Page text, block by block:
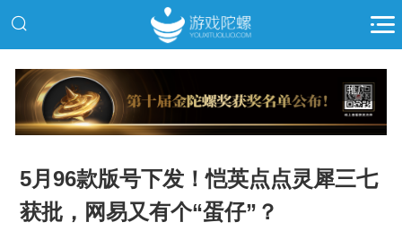
推广
5月96款版号下发！恺英点点灵犀三七
获批，网易又有个“蛋仔”？